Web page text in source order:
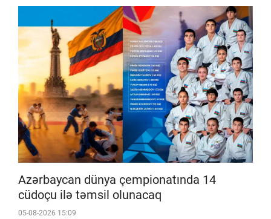
Azərbaycan dünya çempionatında 14
cüdoçu ilə təmsil olunacaq
05-08-2026 15:09